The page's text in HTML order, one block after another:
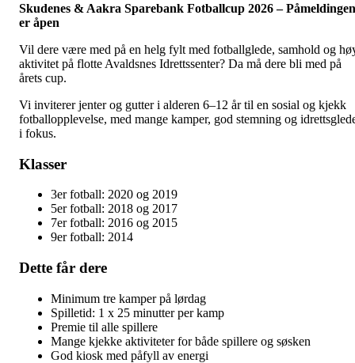
Skudenes & Aakra Sparebank Fotballcup 2026 – Påmeldingen
er åpen
Vil dere være med på en helg fylt med fotballglede, samhold og
aktivitet på flotte Avaldsnes Idrettssenter? Da må dere bli med på
årets cup.
Vi inviterer jenter og gutter i alderen 6–12 år til en sosial og kjekk
fotballopplevelse, med mange kamper, god stemning og
i fokus.
Klasser
3er fotball: 2020 og 2019
5er fotball: 2018 og 2017
7er fotball: 2016 og 2015
9er fotball: 2014
Dette får dere
Minimum tre kamper på lørdag
Spilletid: 1 x 25 minutter per kamp
Premie til alle spillere
Mange kjekke aktiviteter for både spillere og søsken
God kiosk med påfyll av energi